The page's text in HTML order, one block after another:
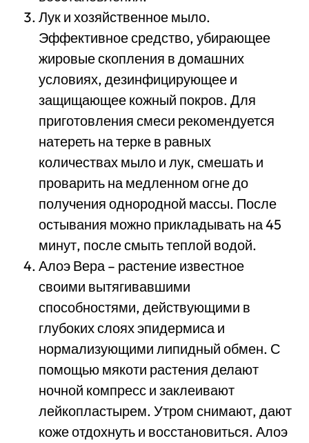
Лук и хозяйственное мыло.
Эффективное средство, убирающее
жировые скопления в домашних
условиях, дезинфицирующее и
защищающее кожный покров. Для
приготовления смеси рекомендуется
натереть на терке в равных
количествах мыло и лук, смешать и
проварить на медленном огне до
получения однородной массы. После
остывания можно прикладывать на 45
минут, после смыть теплой водой.
Алоэ Вера – растение известное
своими вытягивавшими
способностями, действующими в
глубоких слоях эпидермиса и
нормализующими липидный обмен. С
помощью мякоти растения делают
ночной компресс и заклеивают
лейкопластырем. Утром снимают, дают
коже отдохнуть и восстановиться. Алоэ